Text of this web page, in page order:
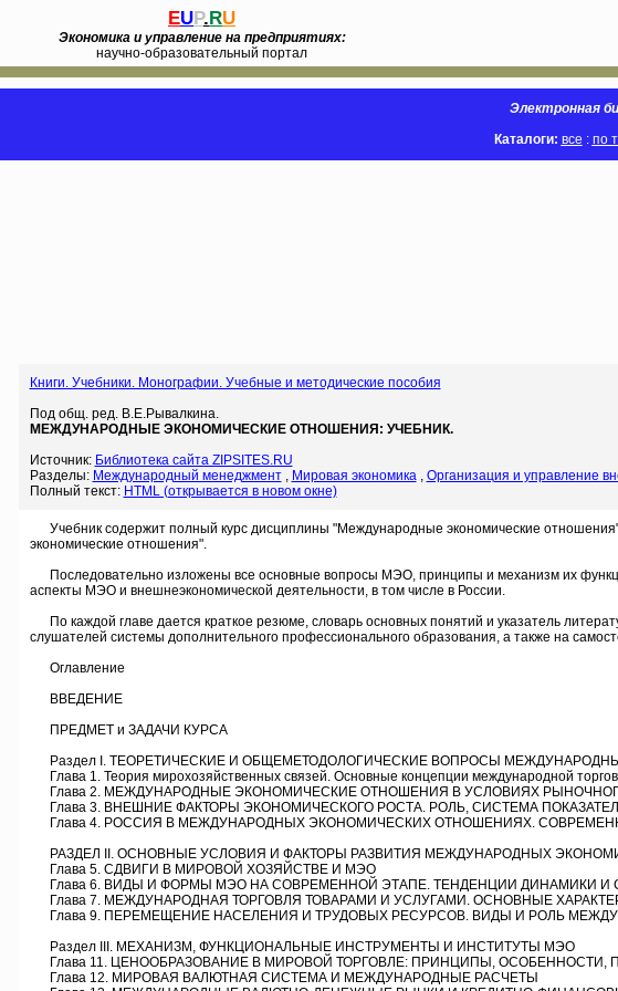
EUP.RU
Экономика и управление на предприятиях:
научно-образовательный портал
Электронная
Каталоги: все : по
Книги. Учебники. Монографии. Учебные и методические пособия
Под общ. ред. В.Е.Рывалкина.
МЕЖДУНАРОДНЫЕ ЭКОНОМИЧЕСКИЕ ОТНОШЕНИЯ: УЧЕБНИК.
Источник: Библиотека сайта ZIPSITES.RU
Разделы: Международный менеджмент, Мировая экономика, Организация и управление
Полный текст: HTML (открывается в новом окне)
Учебник содержит полный курс дисциплины "Международные экономические
экономические отношения".
Последовательно изложены все основные вопросы МЭО, принципы и механизм их
аспекты МЭО и внешнеэкономической деятельности, в том числе в России.
По каждой главе дается краткое резюме, словарь основных понятий и указатель
слушателей системы дополнительного профессионального образования, а также на
Оглавление
ВВЕДЕНИЕ
ПРЕДМЕТ и ЗАДАЧИ КУРСА
Раздел I. ТЕОРЕТИЧЕСКИЕ И ОБЩЕМЕТОДОЛОГИЧЕСКИЕ ВОПРОСЫ
Глава 1. Теория мирохозяйственных связей. Основные концепции международной
Глава 2. МЕЖДУНАРОДНЫЕ ЭКОНОМИЧЕСКИЕ ОТНОШЕНИЯ В УСЛОВИЯХ
Глава 3. ВНЕШНИЕ ФАКТОРЫ ЭКОНОМИЧЕСКОГО РОСТА. РОЛЬ, СИСТЕМА
Глава 4. РОССИЯ В МЕЖДУНАРОДНЫХ ЭКОНОМИЧЕСКИХ ОТНОШЕНИЯХ.
РАЗДЕЛ II. ОСНОВНЫЕ УСЛОВИЯ И ФАКТОРЫ РАЗВИТИЯ МЕЖДУНАРОДНЫХ
Глава 5. СДВИГИ В МИРОВОЙ ХОЗЯЙСТВЕ И МЭО
Глава 6. ВИДЫ И ФOPMЫ МЭО НА СОВРЕМЕННОЙ ЭТАПЕ. ТЕНДЕНЦИИ ДИНАМИКИ И
Глава 7. МЕЖДУНАРОДНАЯ ТОРГОВЛЯ ТОВАРАМИ И УСЛУГАМИ. ОСНОВНЫЕ
Глава 9. ПЕРЕМЕЩЕНИЕ НАСЕЛЕНИЯ И ТРУДОВЫХ РЕСУРСОВ. ВИДЫ И РОЛЬ
Раздел III. МЕХАНИЗМ, ФУНКЦИОНАЛЬНЫЕ ИНСТРУМЕНТЫ И ИНСТИТУТЫ МЭО
Глава 11. ЦЕНООБРАЗОВАНИЕ В МИРОВОЙ ТОРГОВЛЕ: ПРИНЦИПЫ, ОСОБЕННОСТИ,
Глава 12. МИРОВАЯ ВАЛЮТНАЯ СИСТЕМА И МЕЖДУНАРОДНЫЕ РАСЧЕТЫ